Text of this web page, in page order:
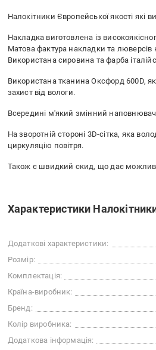
Налокітники Європейської якості які
Накладка виготовлена із
Матова фактура накладки та люверсів
Використана сировина та фарба
Використана тканина Оксфорд 600D,
захист від вологи.
Всередині м'який змінний
На зворотній стороні 3D-сітка, яка
циркуляцію повітря.
Також є швидкий скид, що дає
Характеристики
Додаткові характеристики:
Розмір:
Комплектація:
Країна-виробник:
Бренд:
Колір виробника:
Додаткова інформація: